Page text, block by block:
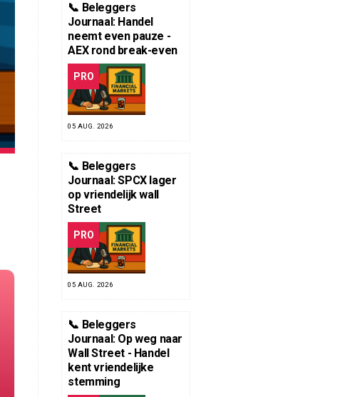
📞 Beleggers
Journaal: Handel
neemt even pauze -
AEX rond break-even
PRO
05 AUG. 2026
📞 Beleggers
Journaal: SPCX lager
op vriendelijk wall
Street
PRO
05 AUG. 2026
📞 Beleggers
Journaal: Op weg naar
Wall Street - Handel
kent vriendelijke
stemming